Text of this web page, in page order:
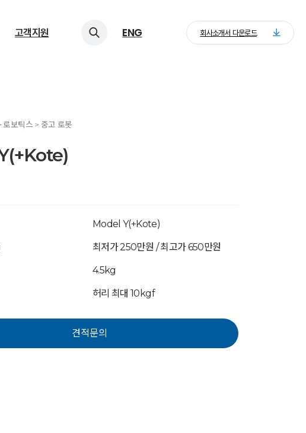
고객지원 ENG 회사소개서 다운로드
로보틱스 > 중고 로봇
Model Y(+Kote)
최저가 250만원 / 최고가 650만원
4.5kg
허리 최대 10kgf